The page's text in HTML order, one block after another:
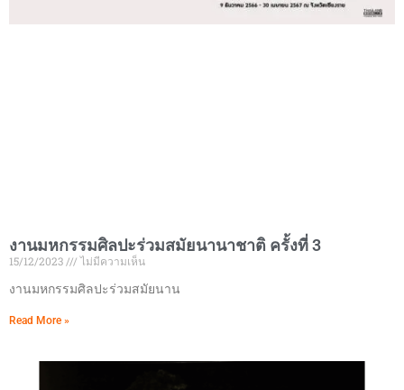
งานมหกรรมศิลปะร่วมสมัยนานาชาติ ครั้งที่ 3
15/12/2023
ไม่มีความเห็น
งานมหกรรมศิลปะร่วมสมัยนาน
Read More »